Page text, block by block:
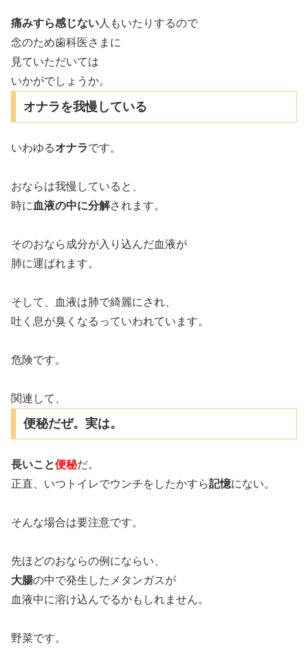
痛みすら感じない人もいたりするので
念のため歯科医さまに
見ていただいては
いかがでしょうか。
オナラを我慢している
いわゆるオナラです。
おならは我慢していると、
時に 血液の中に分解されます。
そのおなら成分が入り込んだ血液が
肺に運ばれます。
そして、血液は肺で綺麗にされ、
吐く息が臭くなるっていわれています。
危険です。
関連して、
便秘だぜ。実は。
長いこと便秘だ。
正直、いつトイレでウンチをしたかすら記憶にない。
そんな場合は要注意です。
先ほどのおならの例にならい、
大腸の中で発生したメタンガスが
血液中に溶け込んでるかもしれません。
野菜です。